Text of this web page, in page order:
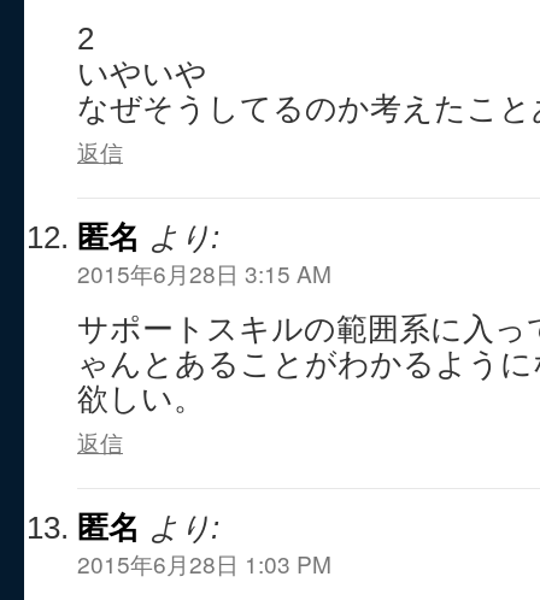
2
いやいや
なぜそうしてるのか考えたこと
返信
匿名 より:
2015年6月28日 3:15 AM
サポートスキルの範囲系に入っ
ゃんとあることがわかるよう
欲しい。
返信
匿名 より:
2015年6月28日 1:03 PM